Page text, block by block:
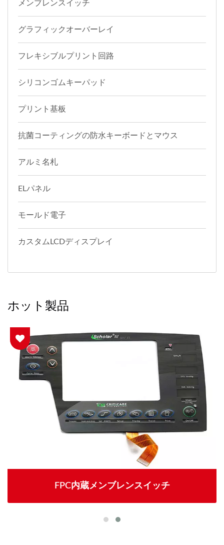
メンブレンスイッチ
グラフィックオーバーレイ
フレキシブルプリント回路
シリコンゴムキーパッド
プリント基板
抗菌コーティングの防水キーボードとマウス
アルミ名札
ELパネル
モールド電子
カスタムLCDディスプレイ
ホット製品
FPC内蔵メンブレンスイッチ